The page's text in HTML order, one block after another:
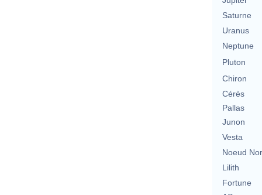
Saturne
Uranus
Neptune
Pluton
Chiron
Cérès
Pallas
Junon
Vesta
Noeud
Lilith
Fortune